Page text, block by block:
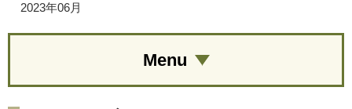
2023年06月
Menu